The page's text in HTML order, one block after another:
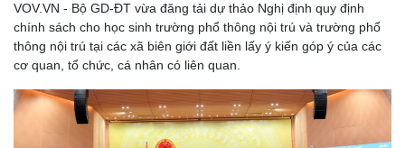
VOV.VN - Bộ GD-ĐT vừa đăng tải dự thảo Nghị định quy định
chính sách cho học sinh trường phổ thông nội trú và trường phổ
thông nội trú tại các xã biên giới đất liền lấy ý kiến góp ý của các
cơ quan, tổ chức, cá nhân có liên quan.